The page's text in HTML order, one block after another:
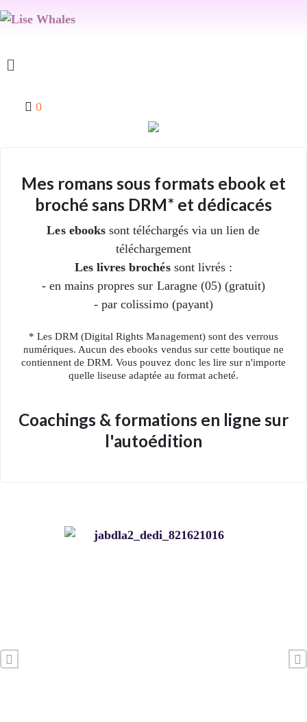
0
Mes romans sous formats ebook et
broché sans DRM* et dédicacés
Les ebookssont téléchargés via un lien de
téléchargement
Les livres brochéssont livrés :
- en mains propres sur Laragne (05) (gratuit)
- par colissimo (payant)
* Les DRM (Digital Rights Management) sont des verrous
numériques. Aucun des ebooks vendus sur cette boutique ne
contiennent de DRM. Vous pouvez donc les lire sur n'importe
quelle liseuse adaptée au format acheté.
Coachings & formations en ligne sur
l'autoédition